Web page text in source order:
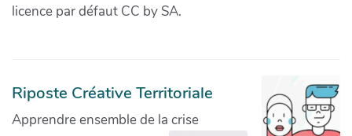
licence par défaut CC by SA.
Riposte Créative Territoriale
Apprendre ensemble de la crise